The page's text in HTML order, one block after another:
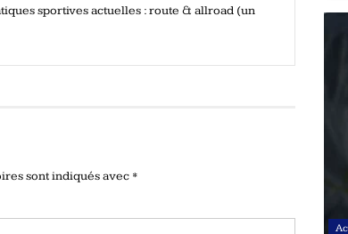
sportives actuelles : route & allroad (un
sont indiqués avec *